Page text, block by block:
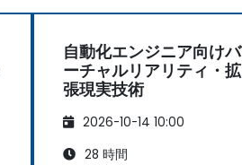
自動化エンジニア向けバ
ーチャルリアリティ・拡
張現実技術
2026-10-14 10:00
28 時間